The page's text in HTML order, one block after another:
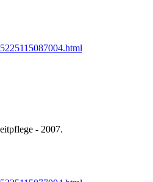
- 2007.